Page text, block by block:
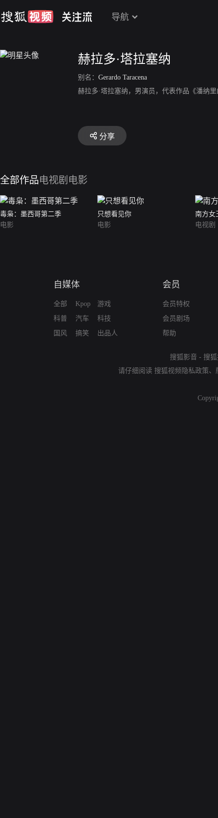
导航
赫拉多·塔拉塞纳
别名： Gerardo Taracena
赫拉多·塔拉塞纳，男演员，代表作品《潘纳
分享
全部作品电视剧 电影
毒枭：墨西哥第二季
电影
只想看见你
电影
南方女
电视剧
自媒体
全部
科普
国风
Kpop
汽车
搞笑
游戏
科技
出品人
会员
会员特权
会员剧场
帮助
搜狐影音 - 搜
请仔细阅读 搜狐视频隐私政策、